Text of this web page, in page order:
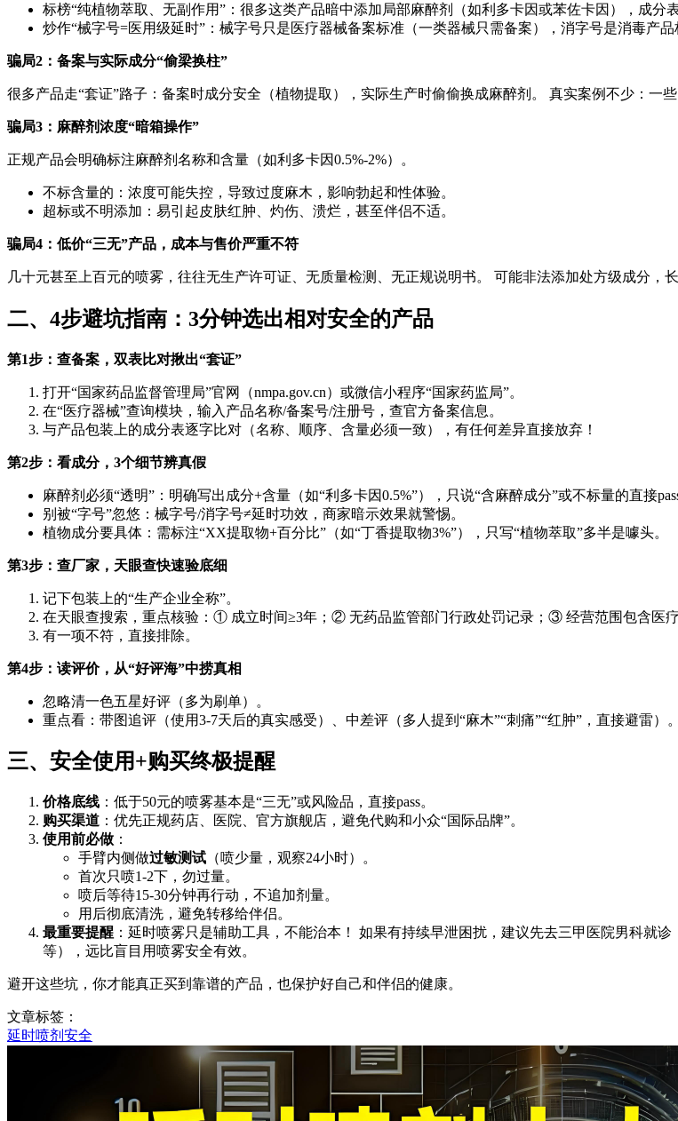
标榜“纯植物萃取、无副作用”：很多这类产品暗中添加局部麻醉剂（如利多卡因或苯佐卡因），成分
炒作“械字号=医用级延时”：械字号只是医疗器械备案标准（一类器械只需备案），消字号是消毒产
骗局2：备案与实际成分“偷梁换柱”
很多产品走“套证”路子：备案时成分安全（植物提取），实际生产时偷偷换成麻醉剂。 真实案例不少：一
骗局3：麻醉剂浓度“暗箱操作”
正规产品会明确标注麻醉剂名称和含量（如利多卡因0.5%-2%）。
不标含量的：浓度可能失控，导致过度麻木，影响勃起和性体验。
超标或不明添加：易引起皮肤红肿、灼伤、溃烂，甚至伴侣不适。
骗局4：低价“三无”产品，成本与售价严重不符
几十元甚至上百元的喷雾，往往无生产许可证、无质量检测、无正规说明书。 可能非法添加处方级成分，
二、4步避坑指南：3分钟选出相对安全的产品
第1步：查备案，双表比对揪出“套证”
打开“国家药品监督管理局”官网（nmpa.gov.cn）或微信小程序“国家药监局”。
在“医疗器械”查询模块，输入产品名称/备案号/注册号，查官方备案信息。
与产品包装上的成分表逐字比对（名称、顺序、含量必须一致），有任何差异直接放弃！
第2步：看成分，3个细节辨真假
麻醉剂必须“透明”：明确写出成分+含量（如“利多卡因0.5%”），只说“含麻醉成分”或不标量的直接pass
别被“字号”忽悠：械字号/消字号≠延时功效，商家暗示效果就警惕。
植物成分要具体：需标注“XX提取物+百分比”（如“丁香提取物3%”），只写“植物萃取”多半是噱头。
第3步：查厂家，天眼查快速验底细
记下包装上的“生产企业全称”。
在天眼查搜索，重点核验：① 成立时间≥3年；② 无药品监管部门行政处罚记录；③ 经营范围包含医疗
有一项不符，直接排除。
第4步：读评价，从“好评海”中捞真相
忽略清一色五星好评（多为刷单）。
重点看：带图追评（使用3-7天后的真实感受）、中差评（多人提到“麻木”“刺痛”“红肿”，直接避雷）。
三、安全使用+购买终极提醒
价格底线 ：低于50元的喷雾基本是“三无”或风险品，直接pass。
购买渠道 ：优先正规药店、医院、官方旗舰店，避免代购和小众“国际品牌”。
使用前必做 ：
手臂内侧做过敏测试 （喷少量，观察24小时）。
首次只喷1-2下，勿过量。
喷后等待15-30分钟再行动，不追加剂量。
用后彻底清洗，避免转移给伴侣。
最重要提醒 ：延时喷雾只是辅助工具，不能治本！ 如果有持续早泄困扰，建议先去三甲医院男科就
等），远比盲目用喷雾安全有效。
避开这些坑，你才能真正买到靠谱的产品，也保护好自己和伴侣的健康。
文章标签：
延时喷剂安全